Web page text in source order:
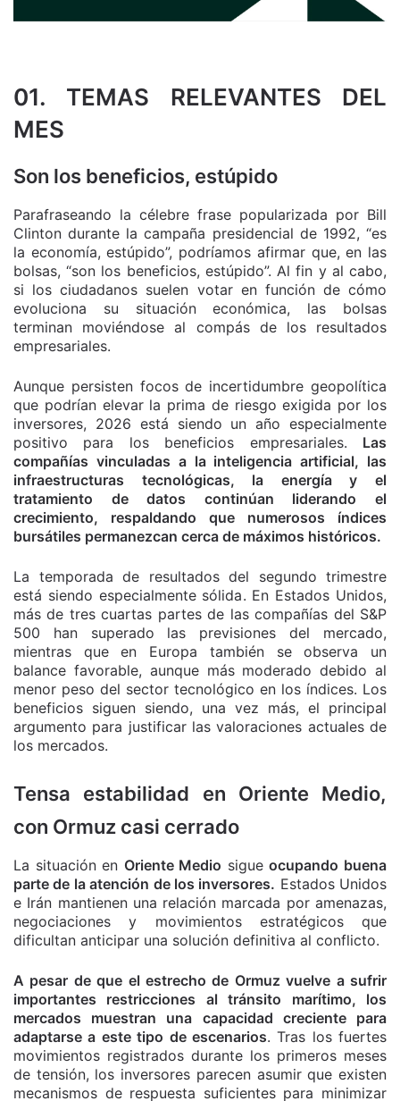
01. TEMAS RELEVANTES DEL
MES
Son los beneficios, estúpido
Parafraseando la célebre frase popularizada por Bill
Clinton durante la campaña presidencial de 1992, “es
la economía, estúpido”, podríamos afirmar que, en las
bolsas, “son los beneficios, estúpido”. Al fin y al cabo,
si los ciudadanos suelen votar en función de cómo
evoluciona su situación económica, las bolsas
terminan moviéndose al compás de los resultados
empresariales.
Aunque persisten focos de incertidumbre geopolítica
que podrían elevar la prima de riesgo exigida por los
inversores, 2026 está siendo un año especialmente
positivo para los beneficios empresariales. Las
compañías vinculadas a la inteligencia artificial, las
infraestructuras tecnológicas, la energía y el
tratamiento de datos continúan liderando el
crecimiento, respaldando que numerosos índices
bursátiles permanezcan cerca de máximos históricos.
La temporada de resultados del segundo trimestre
está siendo especialmente sólida. En Estados Unidos,
más de tres cuartas partes de las compañías del S&P
500 han superado las previsiones del mercado,
mientras que en Europa también se observa un
balance favorable, aunque más moderado debido al
menor peso del sector tecnológico en los índices. Los
beneficios siguen siendo, una vez más, el principal
argumento para justificar las valoraciones actuales de
los mercados.
Tensa estabilidad en Oriente Medio,
con Ormuz casi cerrado
La situación en Oriente Medio sigueocupando buena
parte de la atención de los inversores. Estados Unidos
e Irán mantienen una relación marcada por amenazas,
negociaciones y movimientos estratégicos que
dificultan anticipar una solución definitiva al conflicto.
A pesar de que el estrecho de Ormuz vuelve a sufrir
importantes restricciones al tránsito marítimo, los
mercados muestran una capacidad creciente para
adaptarse a este tipo de escenarios. Tras los fuertes
movimientos registrados durante los primeros meses
de tensión, los inversores parecen asumir que existen
mecanismos de respuesta suficientes para minimizar